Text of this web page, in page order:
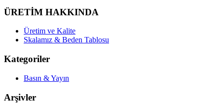
ÜRETİM HAKKINDA
Üretim ve Kalite
Skalamız & Beden Tablosu
Kategoriler
Basın & Yayın
Arşivler